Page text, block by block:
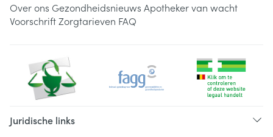
Over ons Gezondheidsnieuws Apotheker van wacht
VoorschriftZorgtarieven FAQ
Juridische links